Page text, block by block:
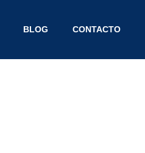
BLOG CONTACTO